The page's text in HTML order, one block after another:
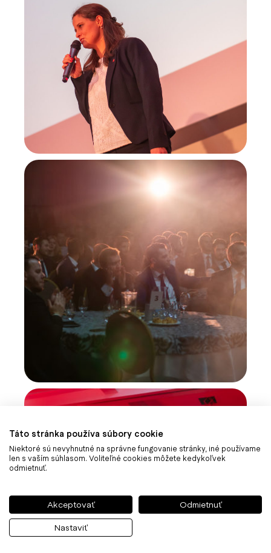
Táto stránka používa súbory cookie
Niektoré sú nevyhnutné na správne fungovanie stránky, iné používame
len s vaším súhlasom. Voliteľné cookies môžete kedykoľvek
odmietnuť.
Akceptovať
Odmietnuť
Nastaviť